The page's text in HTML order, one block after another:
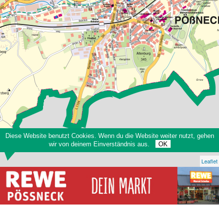
Leaflet
Diese Website benutzt Cookies. Wenn du die Website weiter nutzt, gehen
wir von deinem Einverständnis aus.
OK